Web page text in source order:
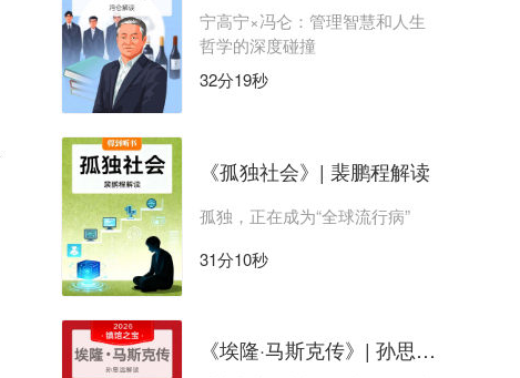
宁高宁×冯仑：管理智慧和人生
哲学的深度碰撞
32分19秒
《孤独社会》| 裴鹏程解读
孤独，正在成为“全球流行病”
31分10秒
《埃隆·马斯克传》| 孙思远解读